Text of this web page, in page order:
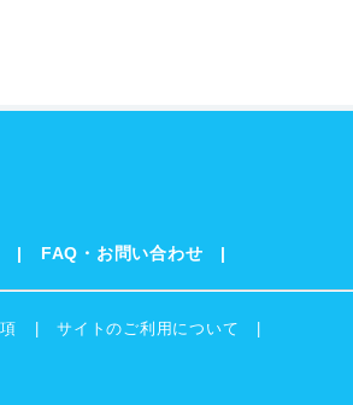
FAQ・お問い合わせ
サイトのご利用について